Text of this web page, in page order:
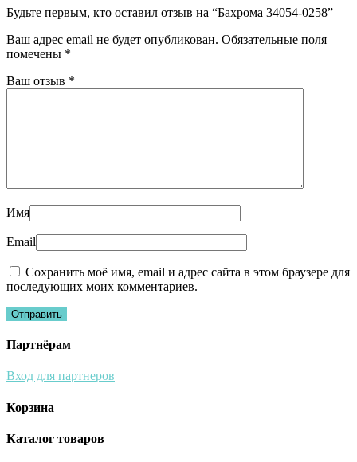
Будьте первым, кто оставил отзыв на “Бахрома 34054-0258”
Ваш адрес email не будет опубликован. Обязательные поля
помечены *
Ваш отзыв *
Имя
Email
Сохранить моё имя, email и адрес сайта в этом браузере для
последующих моих комментариев.
Партнёрам
Вход для партнеров
Корзина
Каталог товаров